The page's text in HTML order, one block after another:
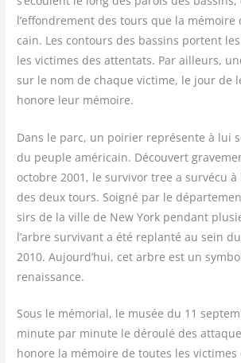
l’effondrement des tours que la
cain. Les contours des bas­sins portent
les vic­times des atten­tats. Par ailleurs,
sur le nom de chaque vic­time, le jour de
honore leur mémoire.
Dans le parc, un poi­rier repré­sente à lui
du peuple amé­ri­cain. Décou­vert
octobre 2001, le sur­vi­vor tree a sur­vé­cu à
des deux tours. Soi­gné par le
sirs de la ville de New York pen­dant
l’arbre sur­vi­vant a été replan­té au sein
2010. Aujourd’hui, cet arbre est un
renaissance.
Sous le mémo­rial, le musée du 11
minute par minute le dérou­lé des
honore la mémoire de toutes les